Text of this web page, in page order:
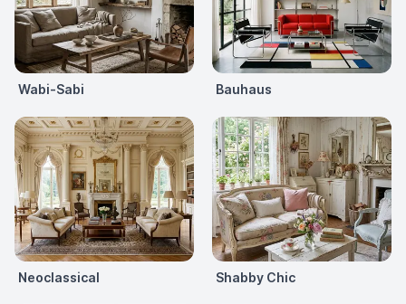
Wabi-Sabi Bauhaus
Neoclassical Shabby Chic